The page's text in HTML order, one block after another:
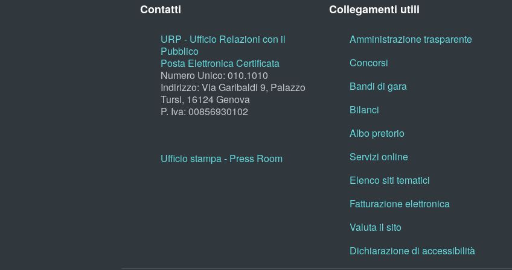
Contatti
URP - Ufficio Relazioni con il
Pubblico
Posta Elettronica Certificata
Numero Unico: 010.1010
Indirizzo: Via Garibaldi 9, Palazzo
Tursi, 16124 Genova
P. Iva: 00856930102
Ufficio stampa - Press Room
Collegamenti utili
Amministrazione trasparente
Concorsi
Bandi di gara
Bilanci
Albo pretorio
Servizi online
Elenco siti tematici
Fatturazione elettronica
Valuta il sito
Dichiarazione di accessibilità